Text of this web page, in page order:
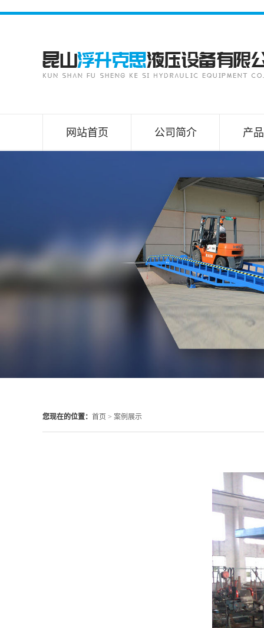
网站首页 公司简介 产
您现在的位置： 首页 > 案例展示